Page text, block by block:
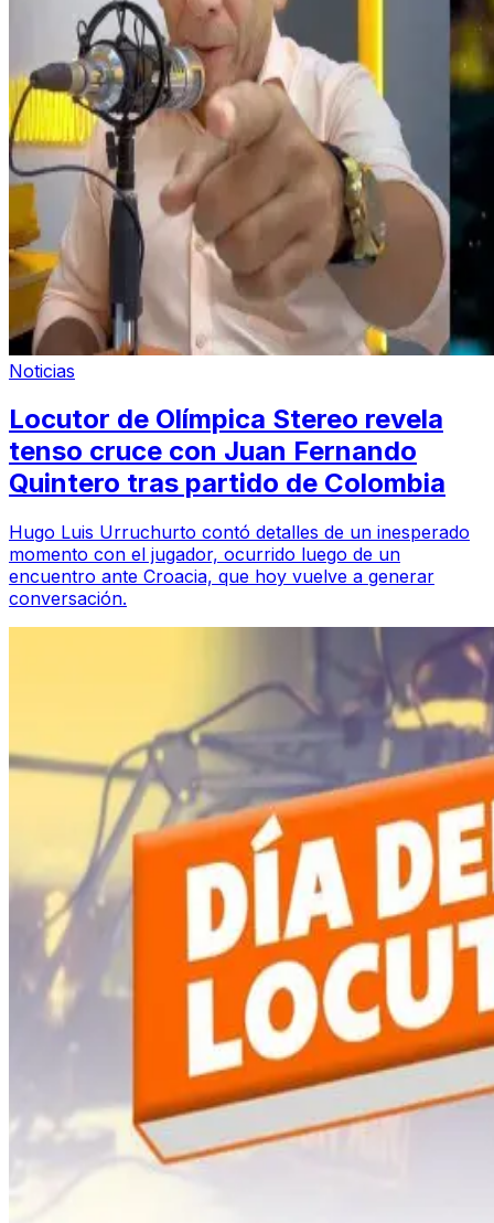
Noticias
Locutor de Olímpica Stereo revela
tenso cruce con Juan Fernando
Quintero tras partido de Colombia
Hugo Luis Urruchurto contó detalles de un inesperado
momento con el jugador, ocurrido luego de un
encuentro ante Croacia, que hoy vuelve a generar
conversación.